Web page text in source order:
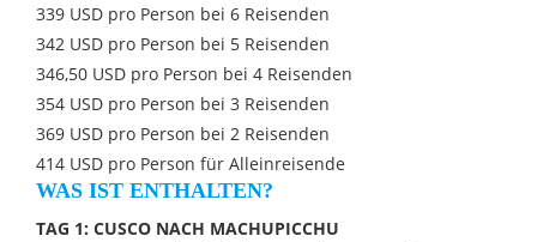
339 USD pro Person bei 6 Reisenden
342 USD pro Person bei 5 Reisenden
346,50 USD pro Person bei 4 Reisenden
354 USD pro Person bei 3 Reisenden
369 USD pro Person bei 2 Reisenden
414 USD pro Person für Alleinreisende
WAS IST ENTHALTEN?
TAG 1: CUSCO NACH MACHUPICCHU